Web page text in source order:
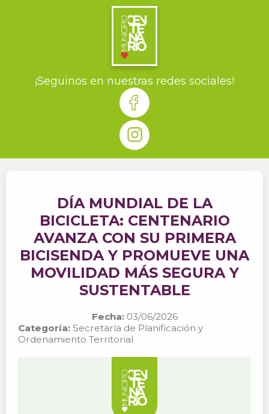
¡Seguinos en nuestras redes sociales!
DÍA MUNDIAL DE LA
BICICLETA: CENTENARIO
AVANZA CON SU PRIMERA
BICISENDA Y PROMUEVE UNA
MOVILIDAD MÁS SEGURA Y
SUSTENTABLE
Fecha:03/06/2026
Categoría: Secretaría de Planificación y
Ordenamiento Territorial